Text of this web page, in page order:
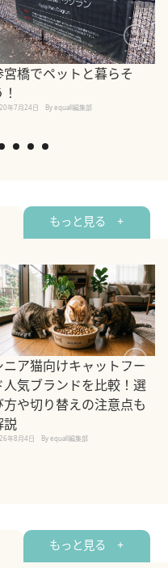
宮橋でペットと暮らそ
年7月24日 By equall編集部
もっと見る +
ニア猫向けキャットフー
人気ブランドを比較！選
方や切り替えの注意点も
説
年8月4日 By equall編集部
もっと見る +